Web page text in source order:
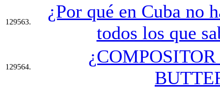
129563.
¿Por qué en Cuba no
todos los que
129564.